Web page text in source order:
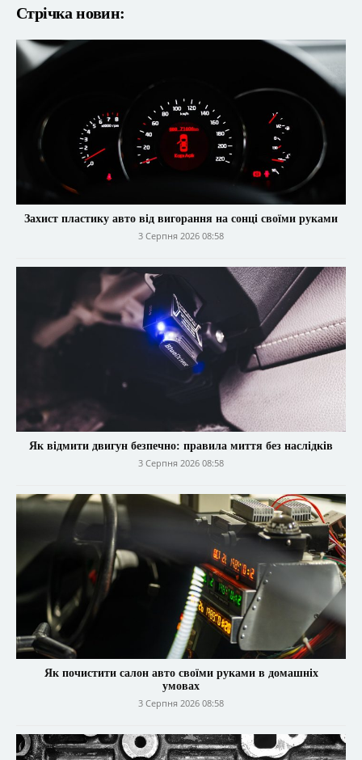
Стрічка новин:
Захист пластику авто від вигорання на сонці своїми руками
3 Серпня 2026 08:58
Як відмити двигун безпечно: правила миття без наслідків
3 Серпня 2026 08:58
Як почистити салон авто своїми руками в домашніх
умовах
3 Серпня 2026 08:58